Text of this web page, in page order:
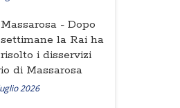
Massarosa - Dopo
settimane la Rai ha
risolto i disservizi
di Massarosa
2026